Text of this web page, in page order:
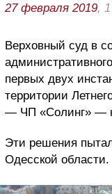
27 февраля 2019,
Верховный суд в
первых двух
территории
— ЧП «Солинг» — к
Эти решения
Одесской области.